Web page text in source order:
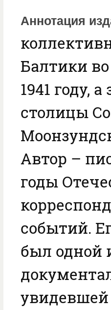
Аннотация
Балтики
1941 году,
столицы
Автор –
годы
событий.
был одной
увидевшей